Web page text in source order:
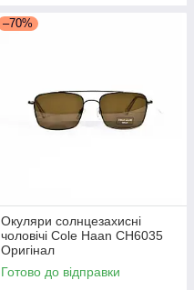
–70%
Окуляри солнцезахисні
чоловічі Cole Haan CH6035
Оригінал
Готово до відправки